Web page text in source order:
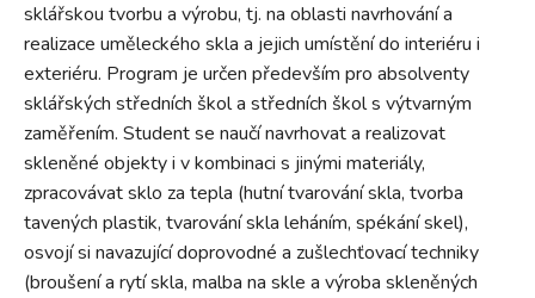
sklářskou tvorbu a výrobu, tj. na oblasti navrhování a
realizace uměleckého skla a jejich umístění do interiéru i
exteriéru. Program je určen především pro absolventy
sklářských středních škol a středních škol s výtvarným
zaměřením. Student se naučí navrhovat a realizovat
skleněné objekty i v kombinaci s jinými materiály,
zpracovávat sklo za tepla (hutní tvarování skla, tvorba
tavených plastik, tvarování skla leháním, spékání skel),
osvojí si navazující doprovodné a zušlechťovací techniky
(broušení a rytí skla, malba na skle a výroba skleněných